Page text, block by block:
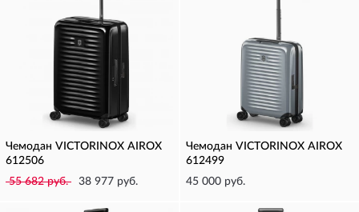
Чемодан VICTORINOX AIROX
612506
55 682 руб.
38 977 руб.
Чемодан VICTORINOX AIROX
612499
45 000 руб.